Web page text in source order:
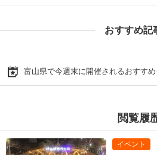
おすすめ記
富山県で今週末に開催されるおすす
閲覧履